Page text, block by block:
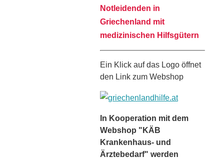
Notleidenden in
Griechenland mit
medizinischen Hilfsgütern
Ein Klick auf das Logo öffnet
den Link zum Webshop
In Kooperation mit dem
Webshop "KÄB
Krankenhaus- und
Ärztebedarf" werden